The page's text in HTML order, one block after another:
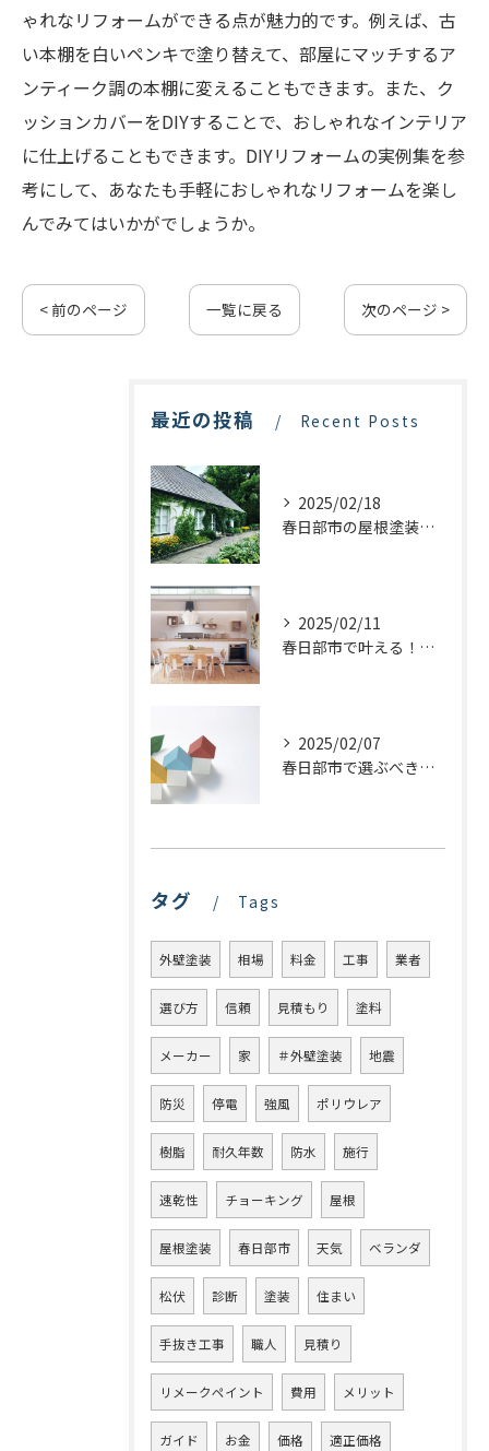
ゃれなリフォームができる点が魅力的です。例えば、古
い本棚を白いペンキで塗り替えて、部屋にマッチするア
ンティーク調の本棚に変えることもできます。また、ク
ッションカバーをDIYすることで、おしゃれなインテリア
に仕上げることもできます。DIYリフォームの実例集を参
考にして、あなたも手軽におしゃれなリフォームを楽し
んでみてはいかがでしょうか。
< 前のページ 一覧に戻る 次のページ >
最近の投稿 Recent Posts
2025/02/18
春日部市の屋根塗装：最適な業者選びで価格を抑える方法
2025/02/11
春日部市で叶える！理想のキッチンリフォームを実現するステップ
2025/02/07
春日部市で選ぶべき屋根塗装の種類とは？プロが教える最適な選び方
タグ Tags
外壁塗装 相場 料金 工事 業者
選び方 信頼 見積もり 塗料
メーカー 家 ＃外壁塗装 地震
防災 停電 強風 ポリウレア
樹脂 耐久年数 防水 施行
速乾性 チョーキング 屋根
屋根塗装 春日部市 天気 ベランダ
松伏 診断 塗装 住まい
手抜き工事 職人 見積り
リメークペイント 費用 メリット
ガイド お金 価格 適正価格